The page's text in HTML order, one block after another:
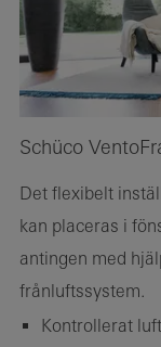
Schüco
Det flexibelt
kan placeras i
antingen med
frånluftssystem.
Kontrollerat